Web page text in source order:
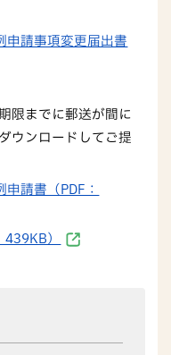
申請事項変更届出書
限までに郵送が間に
ウンロードしてご提
請書（PDF：
439KB）